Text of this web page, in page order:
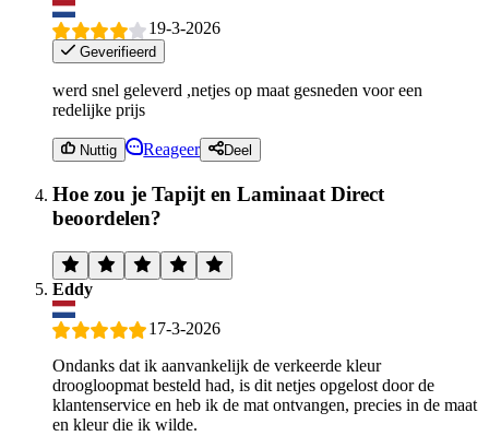
19-3-2026
Geverifieerd
werd snel geleverd ,netjes op maat gesneden voor een
redelijke prijs
Nuttig Reageer Deel
Hoe zou je Tapijt en Laminaat Direct
beoordelen?
Eddy
17-3-2026
Ondanks dat ik aanvankelijk de verkeerde kleur
droogloopmat besteld had, is dit netjes opgelost door de
klantenservice en heb ik de mat ontvangen, precies in de maat
en kleur die ik wilde.